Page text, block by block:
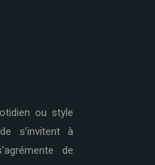
ou style
s’invitent à
de